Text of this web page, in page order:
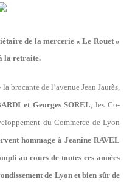
de la mercerie « Le Rouet »
la retraite.
brocante de l’avenue Jean Jaurès,
et Georges SOREL, les Co-
du Commerce de Lyon
hommage à Jeanine RAVEL
au cours de toutes ces années
de Lyon et bien sûr de